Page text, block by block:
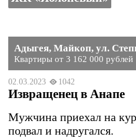
Адыгея, Майкоп, ул.
Квартиры от 3 162 000 рублей
02.03.2023 1042
Извращенец в Анапе
Мужчина приехал на
подвал и надругался.